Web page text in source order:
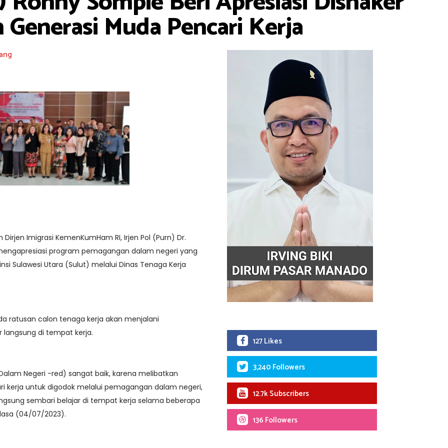
Muda Pencari Kerja
Imigrasi KemenKumHam RI, Irjen Pol (Purn) Dr.
program pemagangan dalam negeri yang
Sulawesi Utara (Sulut) melalui Dinas Tenaga Kerja
ratusan calon tenaga kerja akan menjalani
langsung di tempat kerja.
Negeri -red) sangat baik, karena melibatkan
kerja untuk digodok melalui pemagangan dalam negeri,
sembari belajar di tempat kerja selama beberapa
(04/07/2023).
127 Likes
3,240 Followers
12.7k Subscribers
136 Followers